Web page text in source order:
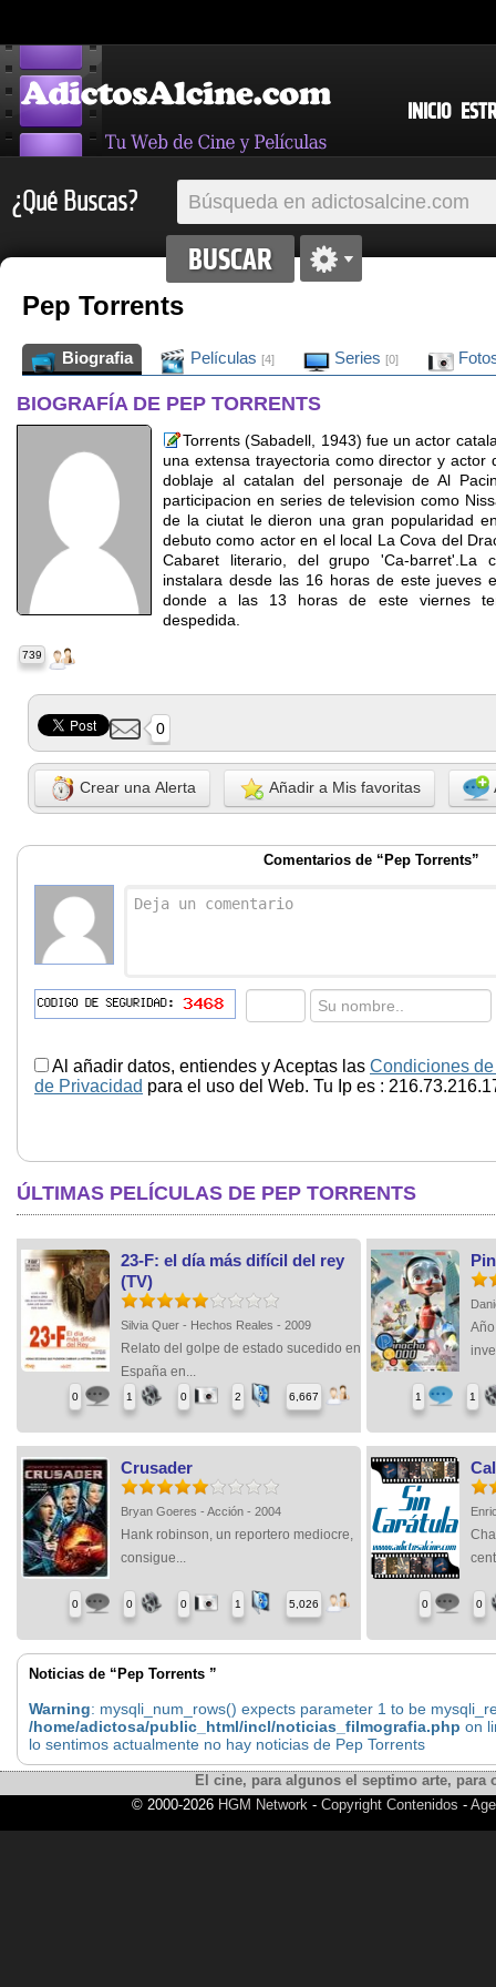
INICIO
¿Qué Buscas?
Pep Torrents
Biografia Películas [4] Series [0]
BIOGRAFÍA DE PEP TORRENTS
Torrents (Sabadell, 1943) fue un actor
una extensa trayectoria como director y actor
doblaje al catalan del personaje de Al
participacion en series de television como
de la ciutat le dieron una gran popularidad
debuto como actor en el local La Cova del
Cabaret literario, del grupo 'Ca-barret'.La
instalara desde las 16 horas de este jueves
donde a las 13 horas de este viernes
despedida.
739
0
Crear una Alerta Añadir a Mis favoritas
Comentarios de “Pep Torrents”
Al añadir datos, entiendes y Aceptas las Condiciones
de Privacidad para el uso del Web. Tu Ip es :
ÚLTIMAS PELÍCULAS DE PEP TORRENTS
23-F: el día más difícil del rey
(TV)
Silvia Quer - Hechos Reales - 2009
Relato del golpe de estado sucedido en
España en...
0 1 0 2 6,667 1 1
Crusader
Bryan Goeres - Acción - 2004
Hank robinson, un reportero mediocre,
consigue...
0 0 0 1 5,026 0 0
Noticias de “Pep Torrents ”
Warning: mysqli_num_rows() expects parameter 1 to be
/home/adictosa/public_html/incl/noticias_filmografia.php on
lo sentimos actualmente no hay noticias de Pep Torrents
El cine, para algunos el septimo arte,
© 2000-2026 HGM Network- Copyright Contenidos -